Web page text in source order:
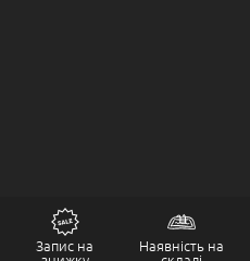
Запис на Наявність на